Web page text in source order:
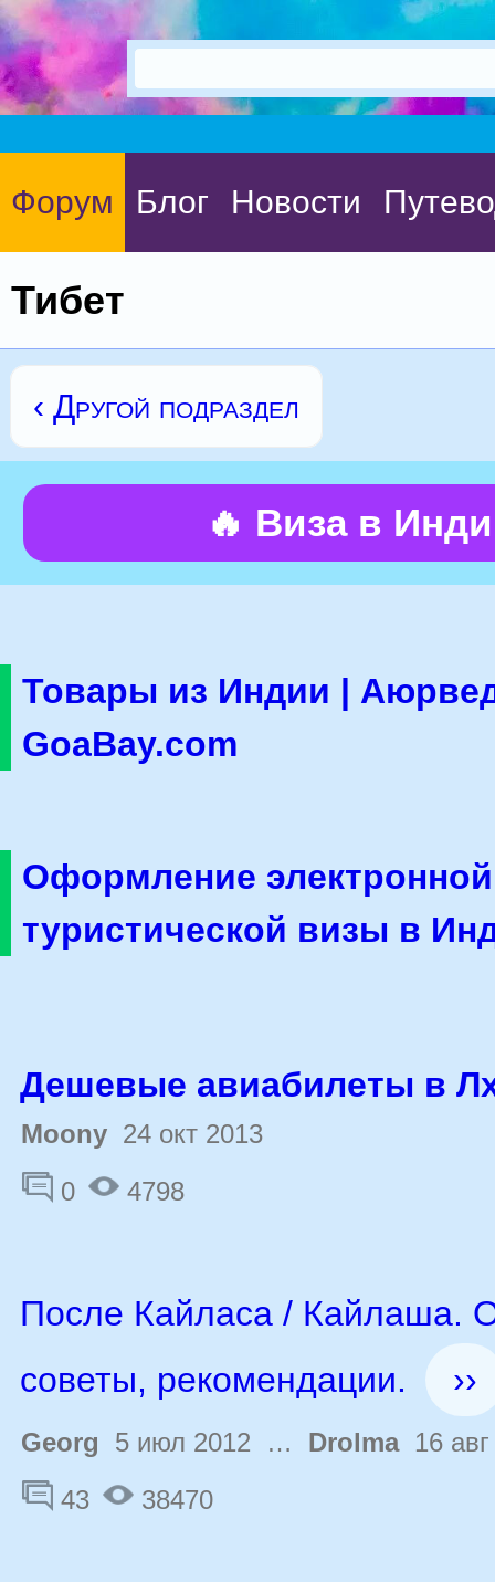
Форум Блог Новости
Тибет
‹ Другой подраздел
🔥 Виза в
Товары из Индии |
GoaBay.com
Оформление электронной
туристической визы в
Дешевые авиабилеты в
Moony 24 окт 2013
0
4798
После Кайласа / Кайлаша.
советы, рекомендации.
››
Georg 5 июл 2012 … Drolma16 авг
43
38470